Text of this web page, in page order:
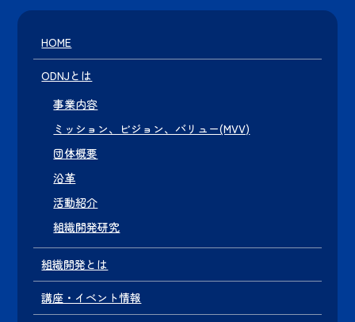
HOME
ODNJとは
事業内容
ミッション、ビジョン、バリュー(MVV)
団体概要
沿革
活動紹介
組織開発研究
組織開発とは
講座・イベント情報